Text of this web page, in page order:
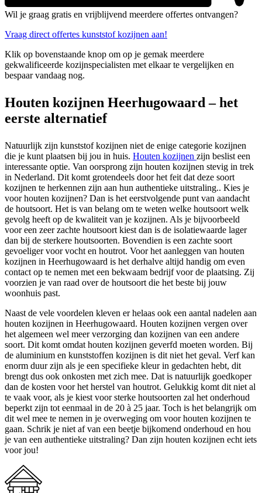
Wil je graag gratis en vrijblijvend meerdere offertes ontvangen?
Vraag direct offertes kunststof kozijnen aan!
Klik op bovenstaande knop om op je gemak meerdere
gekwalificeerde kozijnspecialisten met elkaar te vergelijken en
bespaar vandaag nog.
Houten kozijnen Heerhugowaard – het
eerste alternatief
Natuurlijk zijn kunststof kozijnen niet de enige categorie kozijnen
die je kunt plaatsen bij jou in huis. Houten kozijnen zijn beslist een
interessante optie. Van oorsprong zijn houten kozijnen stevig in trek
in Nederland. Dit komt grotendeels door het feit dat deze soort
kozijnen te herkennen zijn aan hun authentieke uitstraling.. Kies je
voor houten kozijnen? Dan is het eerstvolgende punt van aandacht
de houtsoort. Het is van belang om te weten welke houtsoort welk
gevolg heeft op de kwaliteit van je kozijnen. Als je bijvoorbeeld
voor een zeer zachte houtsoort kiest dan is de isolatiewaarde lager
dan bij de sterkere houtsoorten. Bovendien is een zachte soort
gevoeliger voor vocht en houtrot. Voor het aanleggen van houten
kozijnen in Heerhugowaard is het derhalve altijd handig om even
contact op te nemen met een bekwaam bedrijf voor de plaatsing. Zij
voorzien je van raad over de houtsoort die het beste bij jouw
woonhuis past.
Naast de vele voordelen kleven er helaas ook een aantal nadelen aan
houten kozijnen in Heerhugowaard. Houten kozijnen vergen over
het algemeen wel meer verzorging dan kozijnen van een andere
soort. Dit komt omdat houten kozijnen geverfd moeten worden. Bij
de aluminium en kunststoffen kozijnen is dit niet het geval. Verf kan
enorm duur zijn als je een specifieke kleur in gedachten hebt, dit
brengt dus ook onkosten met zich mee. Dat is natuurlijk goedkoper
dan de kosten voor het herstel van houtrot. Gelukkig komt dit niet al
te vaak voor, als je kiest voor sterke houtsoorten zal het onderhoud
beperkt zijn tot eenmaal in de 20 à 25 jaar. Toch is het belangrijk om
dit wel mee te nemen in je overweging om voor houten kozijnen te
gaan. Schrik je niet af van een beetje bijkomend onderhoud en hou
je van een authentieke uitstraling? Dan zijn houten kozijnen echt iets
voor jou!